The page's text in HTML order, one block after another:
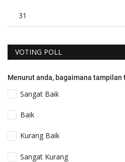
31
VOTING POLL
Menurut anda, bagaimana tampilan
Sangat Baik
Baik
Kurang Baik
Sangat Kurang